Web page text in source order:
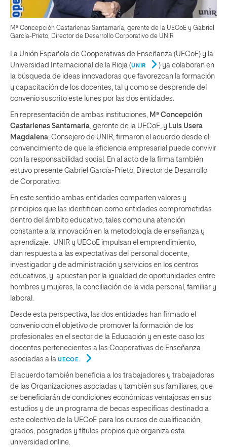
Mª Concepción Castarlenas Santamaría, gerente de la UECoE y Gabriel
García-Prieto, Director de Desarrollo Corporativo de UNIR
La Unión Española de Cooperativas de Enseñanza (UECoE) y la
Universidad Internacional de la Rioja (UNIR
) ya colaboran en
la búsqueda de ideas innovadoras que favorezcan la formación
y capacitación de los docentes, tal y como se desprende del
convenio suscrito este lunes por las dos entidades.
En representación de ambas instituciones, Mª Concepción
Castarlenas Santamaría, gerente de la UECoE, y Luis Usera
Magdalena, Consejero de UNIR, firmaron el acuerdo desde el
convencimiento de que la eficiencia empresarial puede convivir
con la responsabilidad social. En al acto de la firma también
estuvo presente Gabriel García-Prieto, Director de Desarrollo
de Corporativo.
En este sentido ambas entidades comparten valores y
principios que las identifican como entidades comprometidas
dentro del ámbito educativo, tales como una atención
constante a la innovación en la metodología de enseñanza y
aprendizaje. UNIR y UECoE impulsan el emprendimiento,
dan respuesta a las expectativas del personal docente,
investigador y de administración y servicios en los centros
educativos, y apuestan por la igualdad de oportunidades entre
hombres y mujeres, la conciliación de la vida personal, familiar y
laboral.
Desde esta perspectiva, las dos entidades han firmado el
convenio con el objetivo de promover la formación de los
profesionales en el sector de la Educación y en este caso los
docentes pertenecientes a las Cooperativas de Enseñanza
asociadas a la UECOE.
El acuerdo también beneficia a los trabajadores y trabajadoras
de las Organizaciones asociadas y también sus familiares, que
se beneficiarán de condiciones económicas ventajosas en sus
estudios y de un programa de becas específicas destinado a
este colectivo de la UECoE para los cursos de cualificación,
grados, posgrados y títulos propios que organiza esta
universidad online.